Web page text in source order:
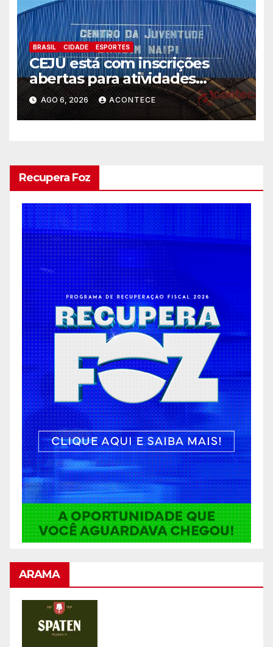
BRASIL CIDADE ESPORTES
CEJU está com inscrições
abertas para atividades
gratuitas
AGO 6, 2026 ACONTECE
Recupera Foz
ARAMA